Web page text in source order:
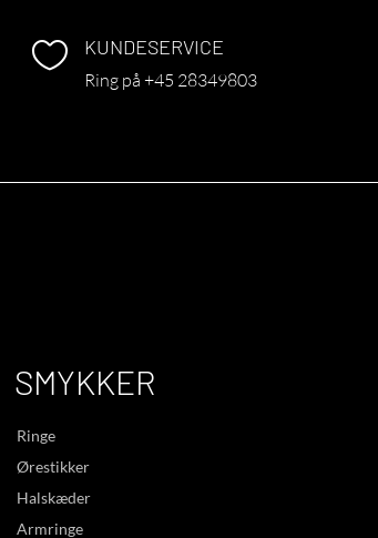
 KUNDESERVICE
Ring på +45 28349803
SMYKKER
Ringe
Ørestikker
Halskæder
Armringe